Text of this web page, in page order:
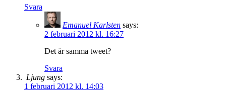
Svara
Emanuel Karlsten says:
2 februari 2012 kl. 16:27
Det är samma tweet?
Svara
Ljung says:
1 februari 2012 kl. 14:03